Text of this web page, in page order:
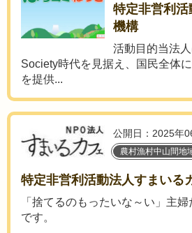
特定非営利
機構
活動目的当法
Society時代を見据え、国民全体
を提供...
公開日：2025年
農村漁村中山間地
特定非営利活動法人すまいる
「捨てるのもったいな～い」主
です。